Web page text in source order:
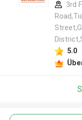
3rd
5.0